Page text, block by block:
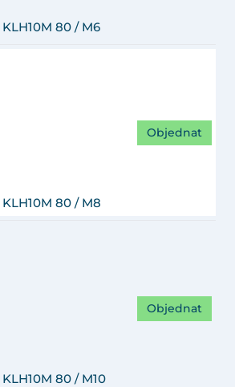
KLH10M 80 / M6
KLH10M 80 / M8
Objednat
KLH10M 80 / M10
Objednat